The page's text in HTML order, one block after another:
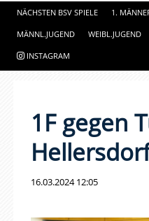
NÄCHSTEN BSV SPIELE 1.
MÄNNL.JUGEND WEIBL.JUGEND
INSTAGRAM
1F gegen
16.03.2024 12:05